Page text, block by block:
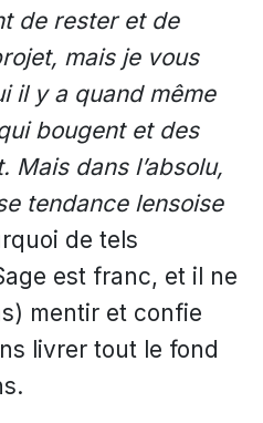
de rester et de
mais je vous
il y a quand même
bougent et des
Mais dans l’absolu,
tendance lensoise
de tels
est franc, et il ne
mentir et confie
livrer tout le fond